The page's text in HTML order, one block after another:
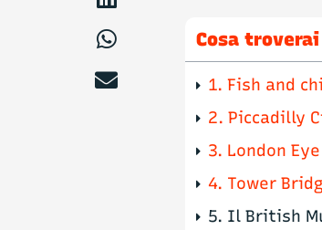
Cosa
1. Fish and
2. Piccadilly
3. London Eye
4. Tower
5. Il British